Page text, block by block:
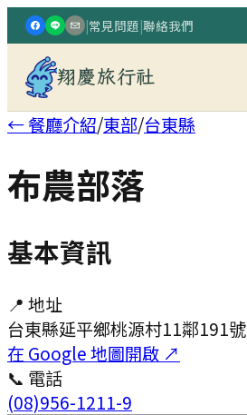
|常見問題|聯絡我們
翔慶旅行社
← 餐廳介紹/東部/台東縣
布農部落
基本資訊
📍 地址
台東縣延平鄉桃源村11鄰191號
在 Google 地圖開啟 ↗
📞 電話
(08)956-1211-9